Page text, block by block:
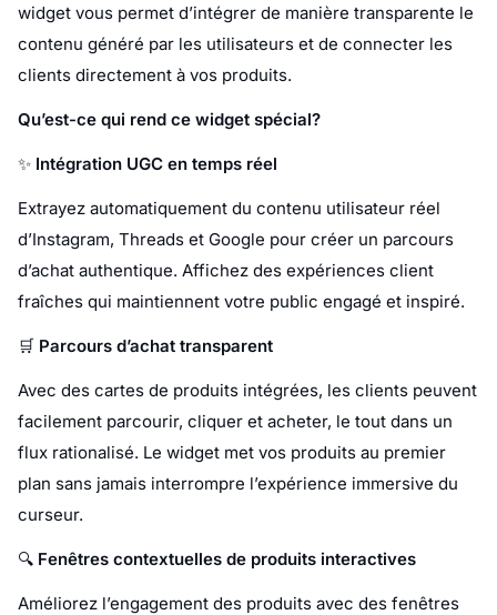
widget vous permet d’intégrer de manière transparente le
contenu généré par les utilisateurs et de connecter les
clients directement à vos produits.
Qu’est-ce qui rend ce widget spécial?
✨ Intégration UGC en temps réel
Extrayez automatiquement du contenu utilisateur réel
d’Instagram, Threads et Google pour créer un parcours
d’achat authentique. Affichez des expériences client
fraîches qui maintiennent votre public engagé et inspiré.
🛒 Parcours d’achat transparent
Avec des cartes de produits intégrées, les clients peuvent
facilement parcourir, cliquer et acheter, le tout dans un
flux rationalisé. Le widget met vos produits au premier
plan sans jamais interrompre l’expérience immersive du
curseur.
🔍 Fenêtres contextuelles de produits interactives
Améliorez l’engagement des produits avec des fenêtres